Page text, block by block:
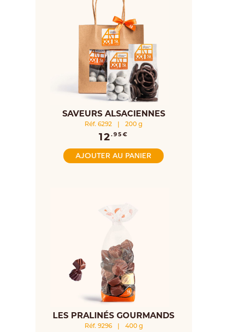
SAVEURS ALSACIENNES
Réf. 6292 200 g
12.95€
AJOUTER AU PANIER
LES PRALINÉS GOURMANDS
Réf. 9296 400 g